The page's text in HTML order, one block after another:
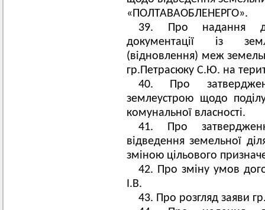
«ПОЛТАВАОБЛЕНЕРГО».
39. Про надання
документації із
(відновлення) меж
гр.Петрасюку С.Ю. на
40. Про
землеустрою щодо
комунальної власності.
41. Про
відведення земельної
зміною цільового
42. Про зміну умов
І.В.
43. Про розгляд заяви